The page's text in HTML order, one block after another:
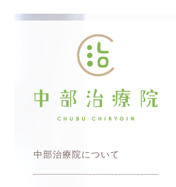
中部治療院について